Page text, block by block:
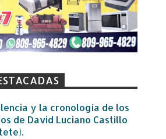
y la cronología de los
de David Luciano Castillo